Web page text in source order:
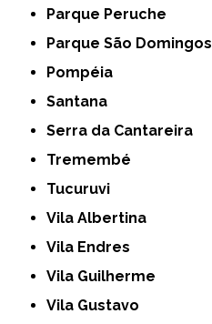
Parque Peruche
Parque São Domingos
Pompéia
Santana
Serra da Cantareira
Tremembé
Tucuruvi
Vila Albertina
Vila Endres
Vila Guilherme
Vila Gustavo